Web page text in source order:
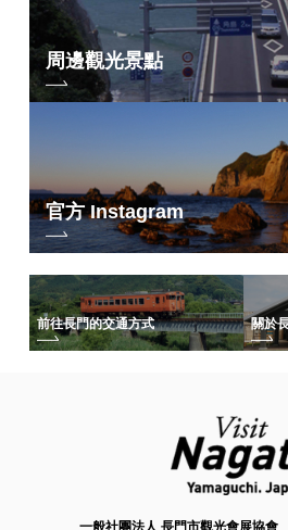
周邊觀光景點
官方 Instagram
前往長門的交通方式 關於
一般社團法人 長門市觀光會展協會